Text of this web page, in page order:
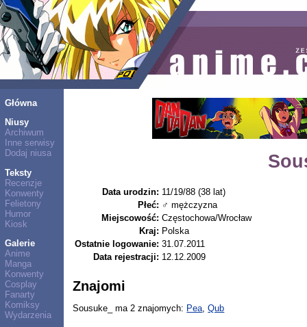
Główna
Niusy
Archiwum
Inne serwisy
Dodaj niusa
Teksty
Recenzje
Konwenty
Felietony
Humor
Kiosk
Galerie
Anime
Manga
Konwenty
Cosplay
Fanarty
Komiksy
Wydarzenia
Data urodzin: 11/19/88 (38 lat)
Płeć: ♂ mężczyzna
Miejscowość: Częstochowa/Wrocław
Kraj: Polska
Ostatnie logowanie: 31.07.2011
Data rejestracji: 12.12.2009
Znajomi
Sousuke_ ma 2 znajomych: Pea,Qub